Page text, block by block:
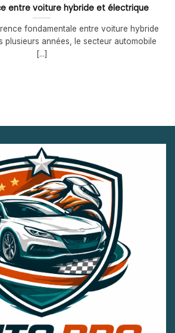
entre voiture hybride et électrique
fondamentale entre voiture hybride
plusieurs années, le secteur automobile
[...]